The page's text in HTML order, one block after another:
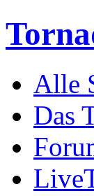
Alle
Das